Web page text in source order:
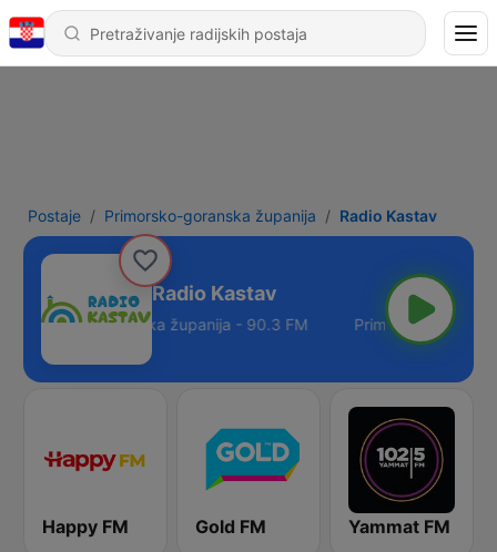
Postaje Primorsko-goranska županija Radio Kastav
Radio Kastav
Primorsko-goranska županija - 90.3 FM
Happy FM Gold FM Yammat FM